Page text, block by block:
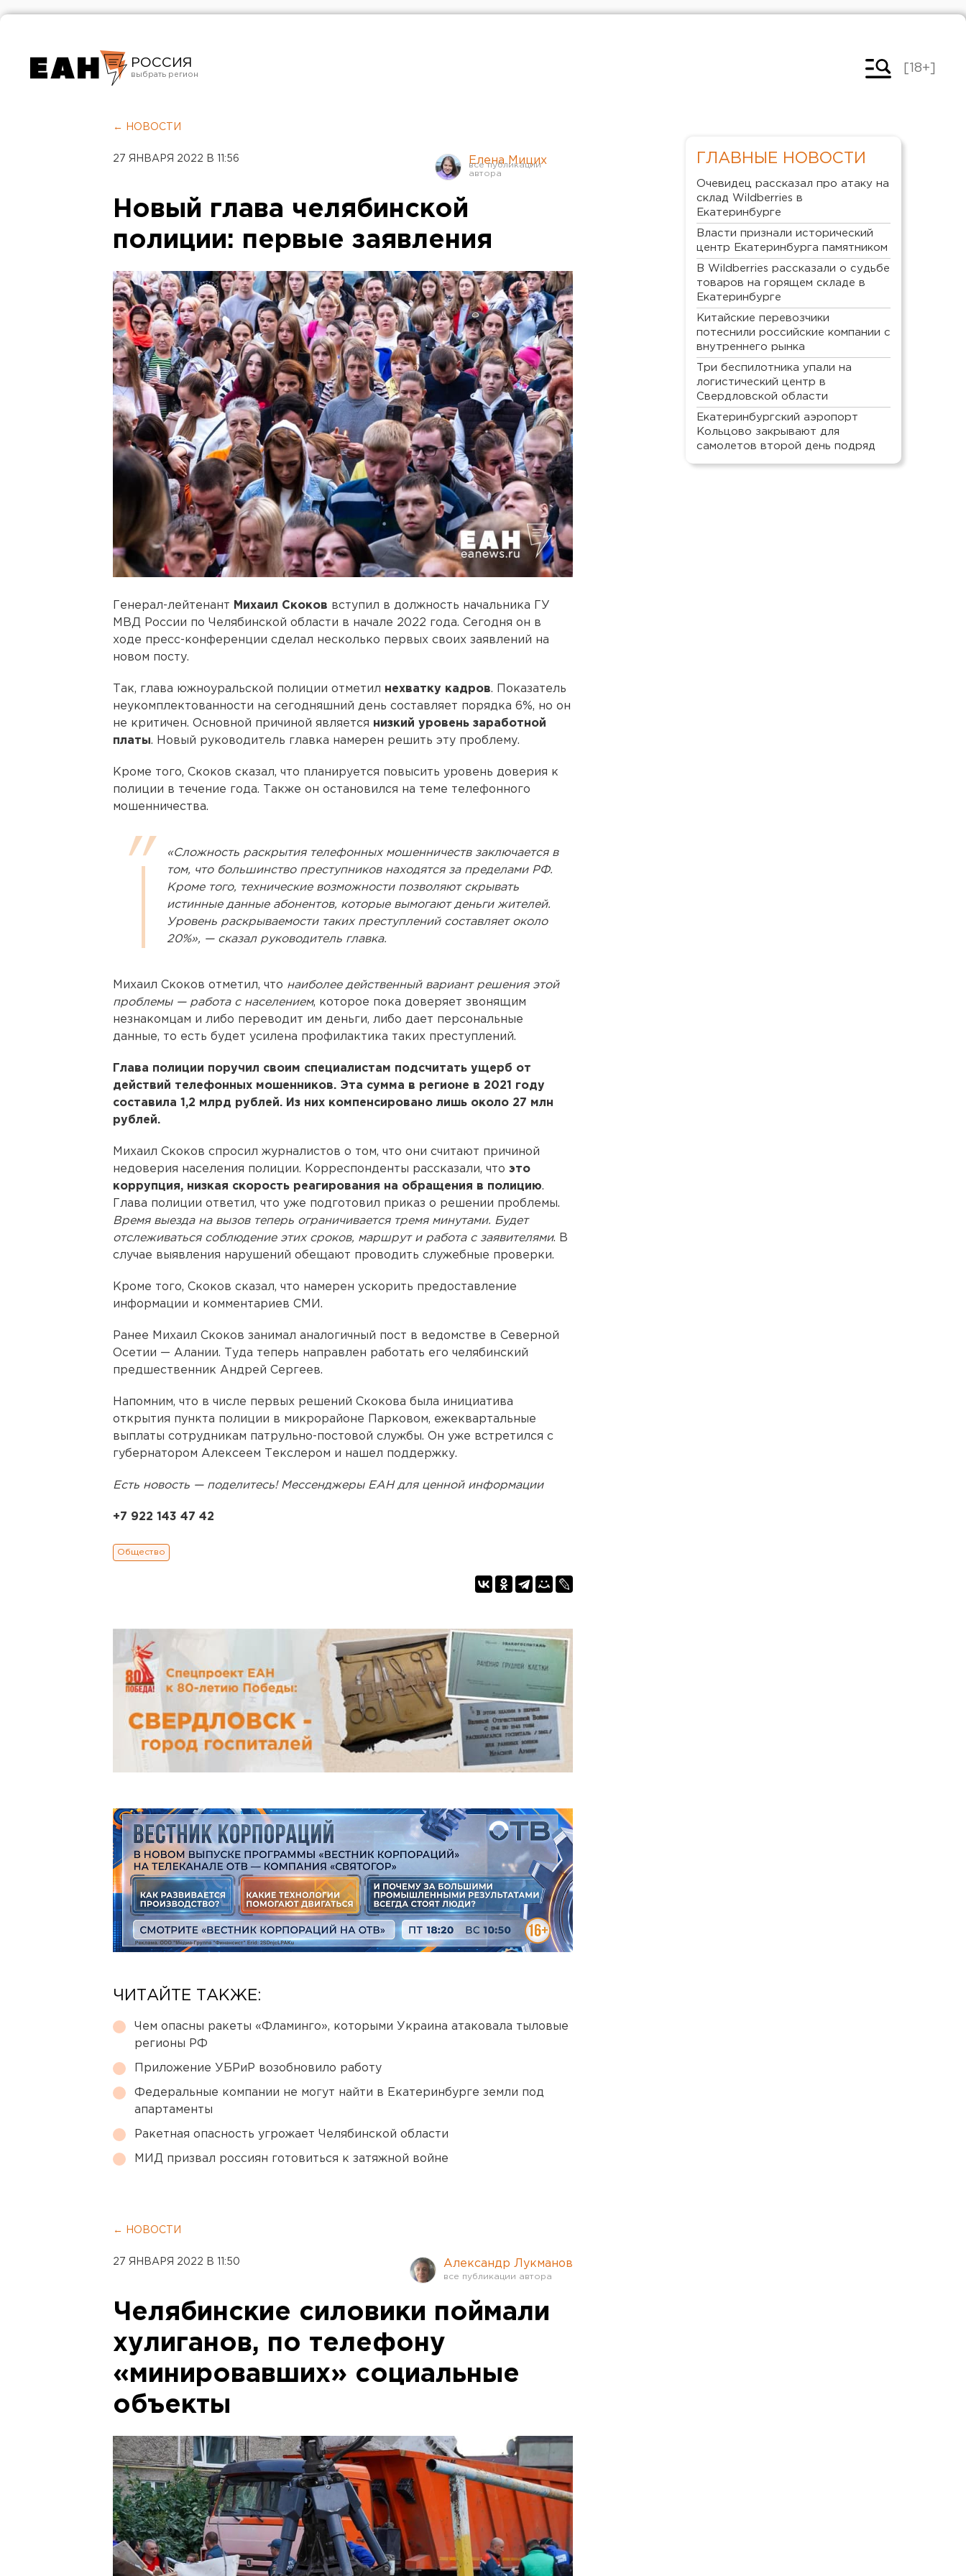
РОССИЯ
Челябинск
[18+]
← НОВОСТИ
27 ЯНВАРЯ 2022 В 11:56 Елена Мицих
Новый глава челябинской
полиции: первые заявления
Генерал-лейтенант Михаил Скоков вступил в должность начальника ГУ
МВД России по Челябинской области в начале 2022 года. Сегодня он в
ходе пресс-конференции сделал несколько первых своих заявлений на
новом посту.
Так, глава южноуральской полиции отметил нехватку кадров. Показатель
неукомплектованности на сегодняшний день составляет порядка 6%, но он
не критичен. Основной причиной является низкий уровень заработной
платы. Новый руководитель главка намерен решить эту проблему.
Кроме того, Скоков сказал, что планируется повысить уровень доверия к
полиции в течение года. Также он остановился на теме телефонного
мошенничества.
«Сложность раскрытия телефонных мошенничеств заключается в
том, что большинство преступников находятся за пределами РФ.
Кроме того, технические возможности позволяют скрывать
истинные данные абонентов, которые вымогают деньги жителей.
Уровень раскрываемости таких преступлений составляет около
20%», — сказал руководитель главка.
Михаил Скоков отметил, что наиболее действенный вариант решения этой
проблемы — работа с населением, которое пока доверяет звонящим
незнакомцам и либо переводит им деньги, либо дает персональные
данные, то есть будет усилена профилактика таких преступлений.
Глава полиции поручил своим специалистам подсчитать ущерб от
действий телефонных мошенников. Эта сумма в регионе в 2021 году
составила 1,2 млрд рублей. Из них компенсировано лишь около 27 млн
рублей.
Михаил Скоков спросил журналистов о том, что они считают причиной
недоверия населения полиции. Корреспонденты рассказали, что это
коррупция, низкая скорость реагирования на обращения в полицию.
Глава полиции ответил, что уже подготовил приказ о решении проблемы.
Время выезда на вызов теперь ограничивается тремя минутами. Будет
отслеживаться соблюдение этих сроков, маршрут и работа с заявителями. В
случае выявления нарушений обещают проводить служебные проверки.
Кроме того, Скоков сказал, что намерен ускорить предоставление
информации и комментариев СМИ.
Ранее Михаил Скоков занимал аналогичный пост в ведомстве в Северной
Осетии — Алании. Туда теперь направлен работать его челябинский
предшественник Андрей Сергеев.
Напомним, что в числе первых решений Скокова была инициатива
открытия пункта полиции в микрорайоне Парковом, ежеквартальные
выплаты сотрудникам патрульно-постовой службы. Он уже встретился с
губернатором Алексеем Текслером и нашел поддержку.
Есть новость — поделитесь! Мессенджеры ЕАН для ценной информации
+7 922 143 47 42
Общество
ЧИТАЙТЕ ТАКЖЕ:
Чем опасны ракеты «Фламинго», которыми Украина атаковала тыловые
регионы РФ
Приложение УБРиР возобновило работу
Федеральные компании не могут найти в Екатеринбурге земли под
апартаменты
Ракетная опасность угрожает Челябинской области
МИД призвал россиян готовиться к затяжной войне
← НОВОСТИ
27 ЯНВАРЯ 2022 В 11:50 Александр Лукманов
Челябинские силовики поймали
хулиганов, по телефону
«минировавших» социальные
объекты
ГЛАВНЫЕ НОВОСТИ
Очевидец рассказал про атаку на
склад Wildberries в
Екатеринбурге
Власти признали исторический
центр Екатеринбурга памятником
В Wildberries рассказали о судьбе
товаров на горящем складе в
Екатеринбурге
Китайские перевозчики
потеснили российские компании с
внутреннего рынка
Три беспилотника упали на
логистический центр в
Свердловской области
Екатеринбургский аэропорт
Кольцово закрывают для
самолетов второй день подряд